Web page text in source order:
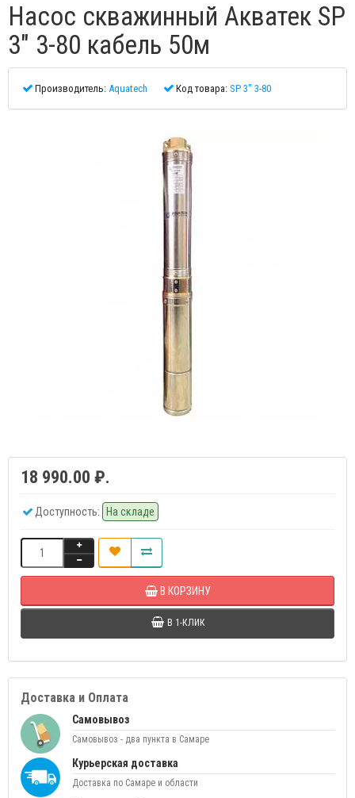
Насос скважинный Акватек SP
3" 3-80 кабель 50м
Производитель: Aquatech Код товара: SP 3" 3-80
18 990.00 ₽.
Доступность: На складе
В КОРЗИНУ
В 1-КЛИК
Доставка и Оплата
Самовывоз
Самовывоз - два пункта в Самаре
Курьерская доставка
Доставка по Самаре и области